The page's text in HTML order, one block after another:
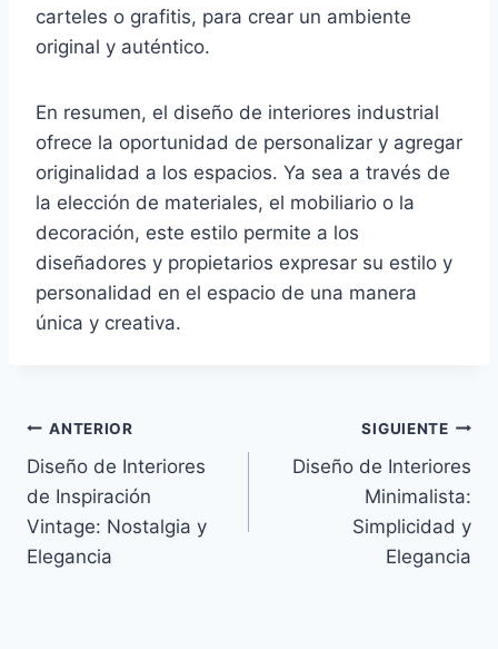
carteles o grafitis, para crear un ambiente
original y auténtico.
En resumen, el diseño de interiores industrial
ofrece la oportunidad de personalizar y agregar
originalidad a los espacios. Ya sea a través de
la elección de materiales, el mobiliario o la
decoración, este estilo permite a los
diseñadores y propietarios expresar su estilo y
personalidad en el espacio de una manera
única y creativa.
ANTERIOR
Diseño de Interiores
de Inspiración
Vintage: Nostalgia y
Elegancia
SIGUIENTE
Diseño de Interiores
Minimalista:
Simplicidad y
Elegancia